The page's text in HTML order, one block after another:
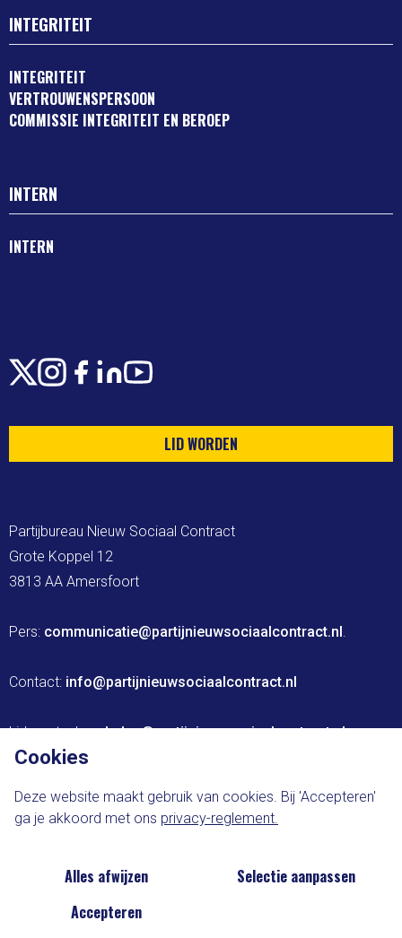
INTEGRITEIT
INTEGRITEIT
VERTROUWENSPERSOON
COMMISSIE INTEGRITEIT EN BEROEP
INTERN
INTERN
X Instagram
Facebook
LinkedIn
Youtube
LID WORDEN
Partijbureau Nieuw Sociaal Contract
Grote Koppel 12
3813 AA Amersfoort
Pers: communicatie@partijnieuwsociaalcontract.nl.
Contact: info@partijnieuwsociaalcontract.nl
Lidmaatschap: leden@partijnieuwsociaalcontract.nl
Cookie-voorkeuren
Cookies
Deze website maakt gebruik van cookies. Bij 'Accepteren'
ga je akkoord met ons privacy-reglement.
Alles afwijzen
Selectie aanpassen
Accepteren